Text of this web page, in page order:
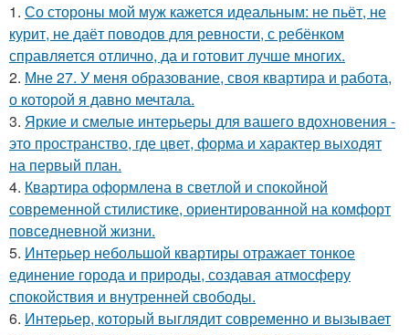
1. Со стороны мой муж кажется идеальным: не пьёт, не
курит, не даёт поводов для ревности, с ребёнком
справляется отлично, да и готовит лучше многих.
2. Мне 27. У меня образование, своя квартира и работа,
о которой я давно мечтала.
3. Яркие и смелые интерьеры для вашего вдохновения -
это пространство, где цвет, форма и характер выходят
на первый план.
4. Квартира оформлена в светлой и спокойной
современной стилистике, ориентированной на комфорт
повседневной жизни.
5. Интерьер небольшой квартиры отражает тонкое
единение города и природы, создавая атмосферу
спокойствия и внутренней свободы.
6. Интерьер, который выглядит современно и вызывает